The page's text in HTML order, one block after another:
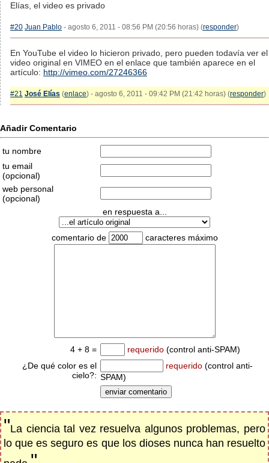
Elías, el video es privado
#20 Juan Pablo - agosto 6, 2011 - 08:56 PM (20:56 horas) (responder)
En YouTube el video lo hicieron privado, pero pueden todavía ver el
video original en VIMEO en el enlace que también aparece en el
artículo: http://vimeo.com/27246366
#21 José Elías (enlace) - agosto 6, 2011 - 09:42 PM (21:42 horas) (responder)
Añadir Comentario
tu nombre
tu email
(opcional)
web personal
(opcional)
en respuesta a...
comentario de caracteres máximo
4 + 8 = requerido (control anti-SPAM)
¿De qué color es el
cielo?:
requerido (control anti-
SPAM)
"La ciencia tal vez resuelva algunos problemas, pero
lo que es seguro es que los dioses nunca han resuelto